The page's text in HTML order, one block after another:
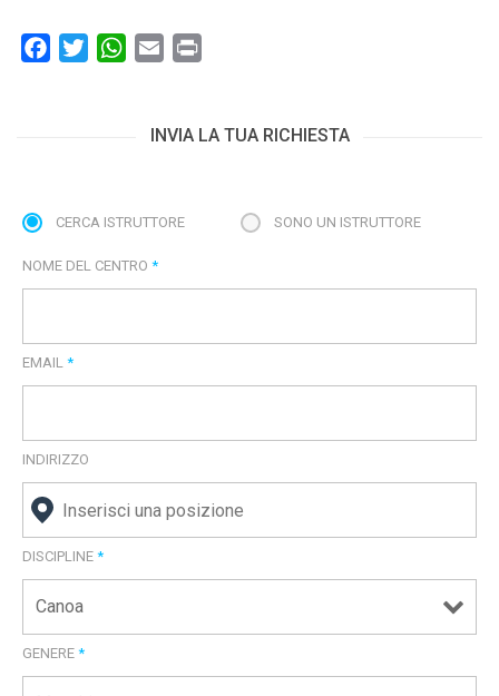
FacebookTwitterWhatsApp
Email
INVIA LA TUA RICHIESTA
CERCA ISTRUTTORE SONO UN ISTRUTTORE
NOME DEL CENTRO *
EMAIL *
INDIRIZZO
DISCIPLINE *
GENERE *